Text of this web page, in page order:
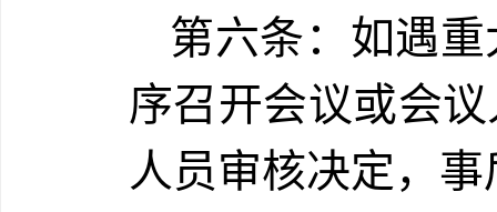
第六条：如遇
序召开会议或会
人员审核决定，